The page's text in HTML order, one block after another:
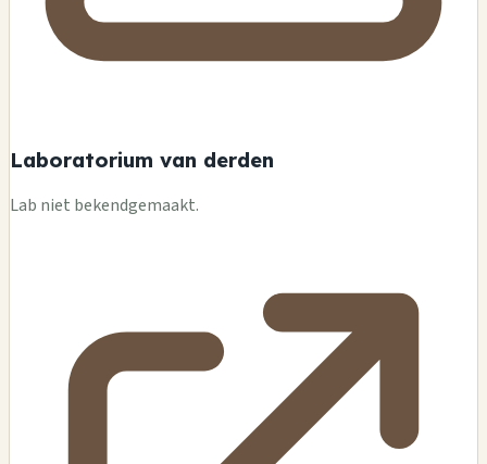
Laboratorium van derden
Lab niet bekendgemaakt.